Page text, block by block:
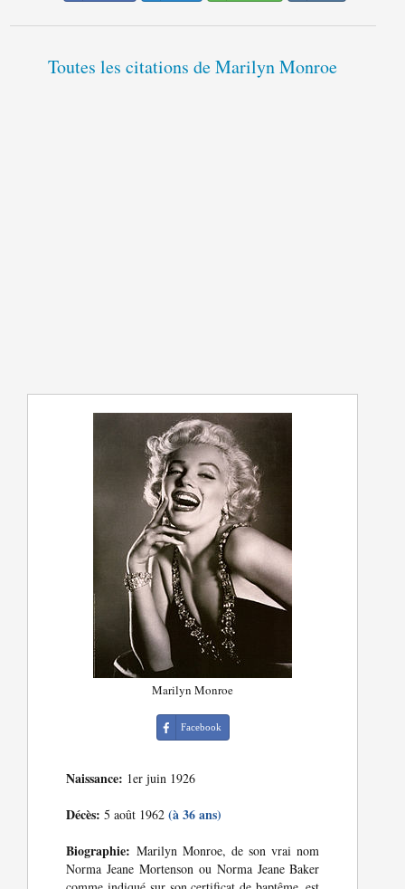
Toutes les citations de Marilyn Monroe
Marilyn Monroe
Facebook
Naissance: 1er juin 1926
Décès: 5 août 1962(à 36 ans)
Biographie: Marilyn Monroe, de son vrai nom
Norma Jeane Mortenson ou Norma Jeane Baker